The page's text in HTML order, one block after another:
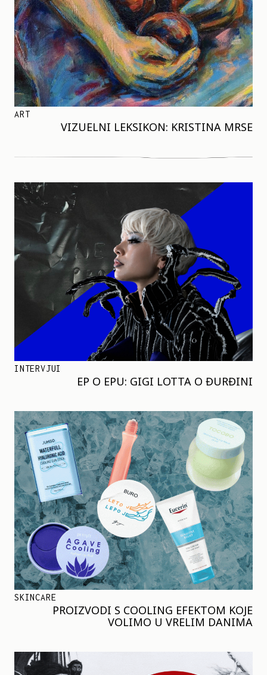
ART
VIZUELNI LEKSIKON: KRISTINA MRSE
INTERVJUI
EP O EPU: GIGI LOTTA O ĐURĐINI
SKINCARE
PROIZVODI S COOLING EFEKTOM KOJE
VOLIMO U VRELIM DANIMA